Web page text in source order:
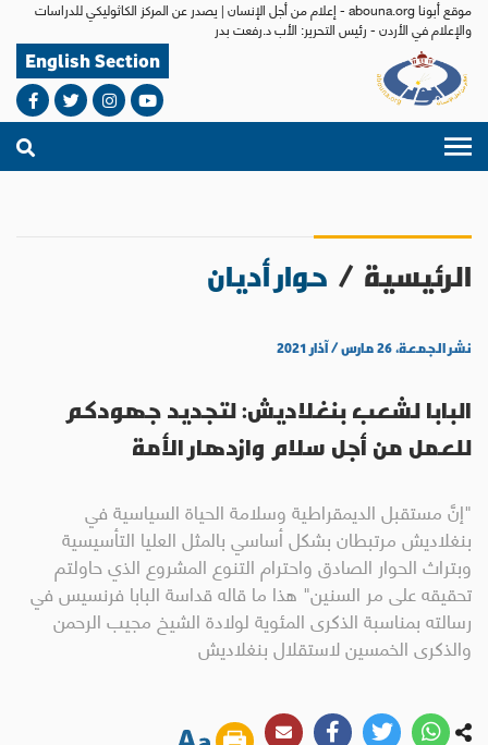
موقع أبونا abouna.org - إعلام من أجل الإنسان | يصدر عن المركز الكاثوليكي للدراسات
والإعلام في الأردن - رئيس التحرير: الأب د.رفعت بدر
English Section
الرئيسية / حوار أديان
نشر الجمعة، ٢٦ مارس / آذار ٢٠٢١
البابا لشعب بنغلاديش: لتجديد جهودكم
للعمل من أجل سلام وازدهار الأمة
"إنَّ مستقبل الديمقراطية وسلامة الحياة السياسية في
بنغلاديش مرتبطان بشكل أساسي بالمثل العليا التأسيسية
وبتراث الحوار الصادق واحترام التنوع المشروع الذي حاولتم
تحقيقه على مر السنين" هذا ما قاله قداسة البابا فرنسيس في
رسالته بمناسبة الذكرى المئوية لولادة الشيخ مجيب الرحمن
والذكرى الخمسين لاستقلال بنغلاديش